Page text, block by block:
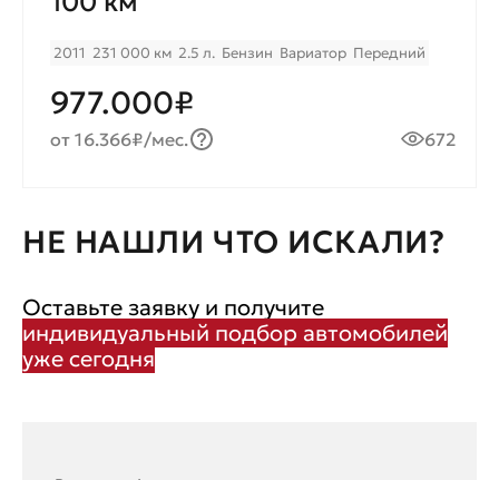
2011 231 000 км 2.5 л. Бензин Вариатор Передний
977.000₽
от 16.366₽/мес. 672
НЕ НАШЛИ ЧТО ИСКАЛИ?
Оставьте заявку и получите
индивидуальный подбор автомобилей
уже сегодня